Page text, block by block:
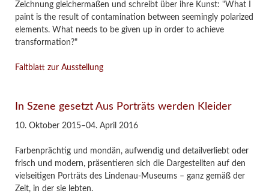
Zeichnung gleichermaßen und schreibt über ihre Kunst: "What I
paint is the result of contamination between seemingly polarized
elements. What needs to be given up in order to achieve
transformation?"
Faltblatt zur Ausstellung
In Szene gesetzt Aus Porträts werden Kleider
10. Oktober 2015–04. April 2016
Farbenprächtig und mondän, aufwendig und detailverliebt oder
frisch und modern, präsentieren sich die Dargestellten auf den
vielseitigen Porträts des Lindenau-Museums – ganz gemäß der
Zeit, in der sie lebten.